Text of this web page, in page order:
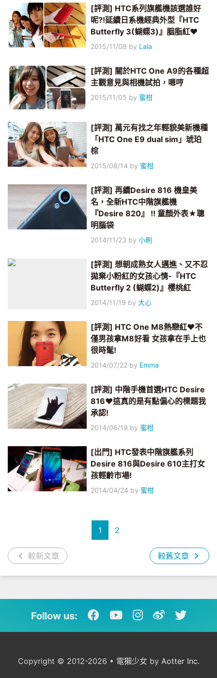
[評測] HTC系列旗艦機該選誰好
呢?!延續日系機經典外型『HTC
Butterfly 3(蝴蝶3)』胭脂紅♥
2015/11/08 by Lala
[評測] 關於HTC One A9的各種超
主觀意見與相機試拍，嗯哼
2015/11/05 by 蜜柑
[評測] 萬元有找之年輕貌美新機種
「HTC One E9 dual sim」琥珀
棕
2015/08/14 by 蜜柑
[評測] 再續Desire 816 機皇美
名，全新HTC中階旗艦機
『Desire 820』 !! 童顏外表★聰
明腦袋
2014/11/23 by小刷
[評測] 想朝成熟女人邁進、又不忍
拋棄小粉紅的女孩心情-『HTC
Butterfly 2 (蝴蝶2)』櫻桃紅
2014/11/19 by大心
[評測] HTC One M8熱戀紅♥不
僅男孩拿M8好看 女孩拿在手上也
很時髦!
2014/07/22 by Emma
[評測] 中階手機首選HTC Desire
816♥這真的是有點偏心的標題我
承認!
2014/06/19 by 蜜柑
[出門] HTC發表中階旗艦系列
Desire 816與Desire 610主打女
孩輕齡市場!
2014/04/24 by 蜜柑
較新文章
1 2
較舊文章
Follow us:
Copyright © 2012-2026 • 電獺少女 by Aotter Inc.